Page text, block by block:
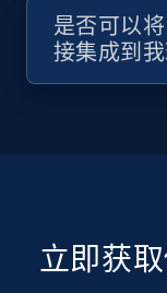
是否可以
接集成到我
立即获